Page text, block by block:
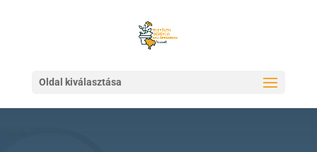
Oldal kiválasztása